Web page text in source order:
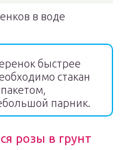
в воде
быстрее
стакан
парник.
розы в грунт